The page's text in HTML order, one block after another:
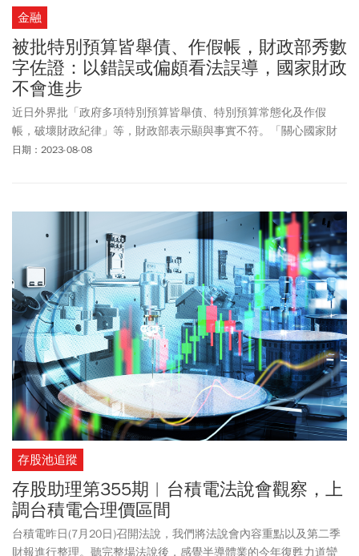
金融
被批特別預算皆舉債、作假帳，財政部秀數
字佐證：以錯誤或偏頗看法誤導，國家財政
不會進步
近日外界批「政府多項特別預算皆舉債、特別預算常態化及作假
帳，破壞財政紀律」等，財政部表示顯與事實不符。「關心國家財
政是好事，但基於事實就事論事，才是理性良好的討論方向」，針
日期：2023-08-08
存股池追蹤
存股助理第355期︱台積電法說會觀察，上
調台積電合理價區間
台積電昨日(7月20日)召開法說，我們將法說會內容重點以及第二季
財報進行整理。聽完整場法說後，感覺半導體業的今年復甦力道蠻